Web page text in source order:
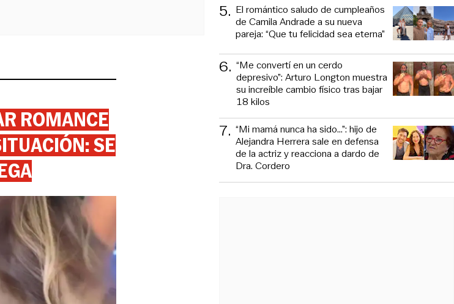
ROMANCE
SE
5. El romántico saludo de cumpleaños
de Camila Andrade a su nueva
pareja: “Que tu felicidad sea eterna”
6. “Me convertí en un cerdo
depresivo”: Arturo Longton muestra
su increíble cambio físico tras bajar
18 kilos
7. “Mi mamá nunca ha sido...”: hijo de
Alejandra Herrera sale en defensa
de la actriz y reacciona a dardo de
Dra. Cordero